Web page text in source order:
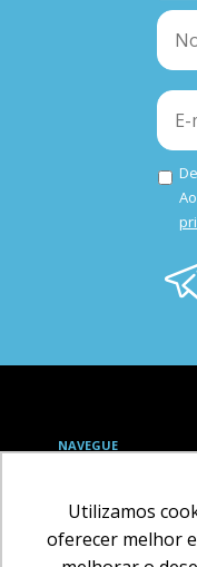
Utilizamos
oferecer melhor
NAVEGUE
O ESCRITÓRIO
ADVOGADOS